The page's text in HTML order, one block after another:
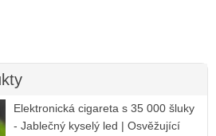
Elektronická cigareta s 35 000 šluky
- Jablečný kyselý led | Osvěžující